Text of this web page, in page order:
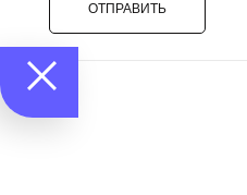
ОТПРАВИТЬ